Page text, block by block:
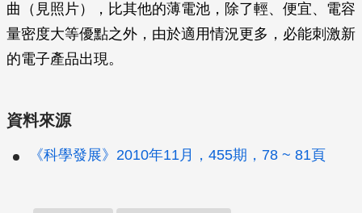
曲（見照片），比其他的薄電池，除了輕、便宜、電容
量密度大等優點之外，由於適用情況更多，必能刺激新
的電子產品出現。
資料來源
《科學發展》2010年11月，455期，78 ~ 81頁